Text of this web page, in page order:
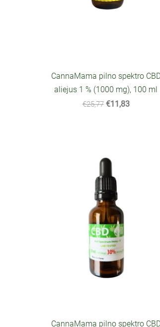
CannaMama pilno spektro
aliejus 1 % (1000 mg), 100 ml
€25,77 €11,83
CannaMama pilno spektro